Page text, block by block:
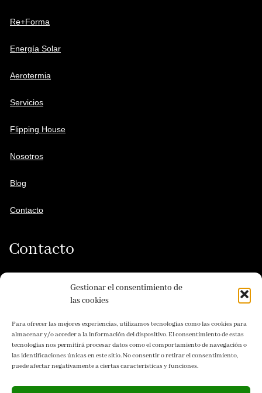
Gestionar el consentimiento de
las cookies
Para ofrecer las mejores experiencias, utilizamos tecnologías como las cookies para
almacenar y/o acceder a la información del dispositivo. El consentimiento de estas
tecnologías nos permitirá procesar datos como el comportamiento de navegación o
las identificaciones únicas en este sitio. No consentir o retirar el consentimiento,
puede afectar negativamente a ciertas características y funciones.
Re+Forma
Energía Solar
Aerotermia
Servicios
Flipping House
Nosotros
Blog
Contacto
Contacto
C/ Sanlúcar la Mayor, 1. Edificio Emporio, local 1. Pol. Industrial
PIBO 41110 Bollullos de la Mitación - Sevilla
+(34) 654 330 096
+(34) 636 960 876
info@envicorsl.es